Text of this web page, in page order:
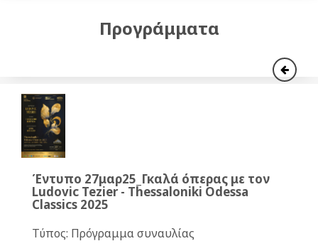
Προγράμματα
Έντυπο 27μαρ25_Γκαλά όπερας με τον
Ludovic Tezier - Thessaloniki Odessa
Classics 2025
Τύπος: Πρόγραμμα συναυλίας